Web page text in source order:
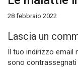
28 febbraio 2022
Lascia un
Il tuo indirizzo email
sono contrassegnati